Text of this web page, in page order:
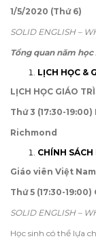
1/5/2020 (Thứ 6)
SOLID ENGLISH –
Tổng quan năm học
LỊCH HỌC &
LỊCH HỌC GIÁO
Thứ 3 (17:30-
Richmond
CHÍNH SÁCH
Giáo viên Việt Nam
Thứ 5 (17:30-
SOLID ENGLISH –
Học sinh có thể lựa